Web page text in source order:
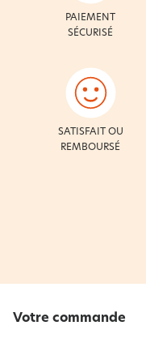
PAIEMENT
SÉCURISÉ
SATISFAIT OU
REMBOURSÉ
Votre commande